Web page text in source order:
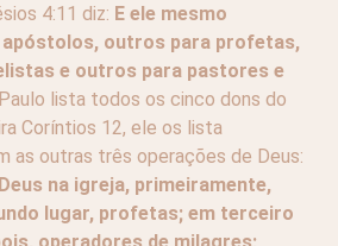
4:11 diz: E ele mesmo
apóstolos, outros para profetas,
e outros para pastores e
lista todos os cinco dons do
Coríntios 12, ele os lista
as outras três operações de Deus:
na igreja, primeiramente,
lugar, profetas; em terceiro
operadores de milagres;